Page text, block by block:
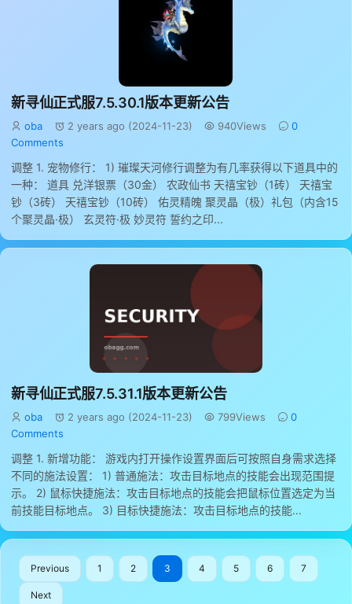
新寻仙正式服7.5.30.1版本更新公告
oba 2 years ago (2024-11-23) 940Views
0
Comments
调整 1. 宠物修行： 1) 璀璨天河修行调整为有几率获得以下道具中的
一种： 道具 兑洋银票（30金） 农政仙书 天禧宝钞（1砖） 天禧宝
钞（3砖） 天禧宝钞（10砖） 佑灵精魄 聚灵晶（极）礼包（内含15
个聚灵晶·极） 玄灵符·极 妙灵符 誓约之印...
新寻仙正式服7.5.31.1版本更新公告
oba 2 years ago (2024-11-23) 799Views
0
Comments
调整 1. 新增功能： 游戏内打开操作设置界面后可按照自身需求选择
不同的施法设置： 1) 普通施法：攻击目标地点的技能会出现范围提
示。 2) 鼠标快捷施法：攻击目标地点的技能会把鼠标位置选定为当
前技能目标地点。 3) 目标快捷施法：攻击目标地点的技能...
Previous 1 2 3 4 5 6 7
Next